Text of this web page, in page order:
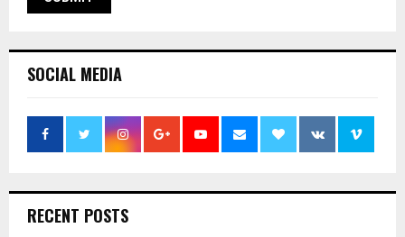
SOCIAL MEDIA
RECENT POSTS